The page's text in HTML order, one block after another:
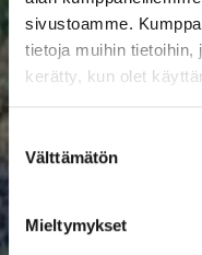
sivustoamme.
tietoja muihin tietoihin,
kerätty, kun olet
valinta
Välttämätön
Mieltymykset